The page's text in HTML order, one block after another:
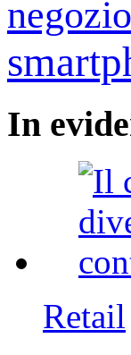
negozio
In
Retail